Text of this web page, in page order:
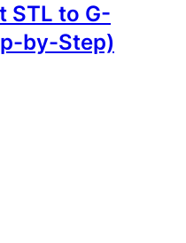
STL to G-
by-Step)